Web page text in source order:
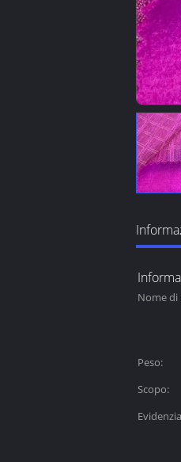
Nome
Peso:
Scopo: